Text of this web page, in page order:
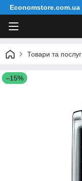
Economstore.com.ua
Товари та
–15%